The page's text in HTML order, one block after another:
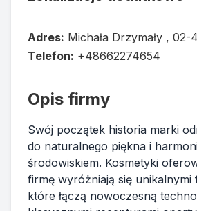
Adres: Michała Drzymały , 02-
Telefon: +48662274654
Opis firmy
Swój początek historia marki
do naturalnego piękna i
środowiskiem. Kosmetyki
firmę wyróżniają się unikalnymi
które łączą nowoczesną